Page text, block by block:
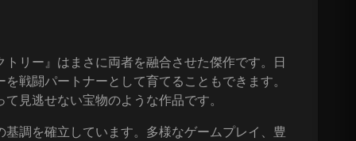
リー』はまさに両者を融合させた傑作です。日
戦闘パートナーとして育てることもできます。
見逃せない宝物のような作品です。
調を確立しています。多様なゲームプレイ、豊